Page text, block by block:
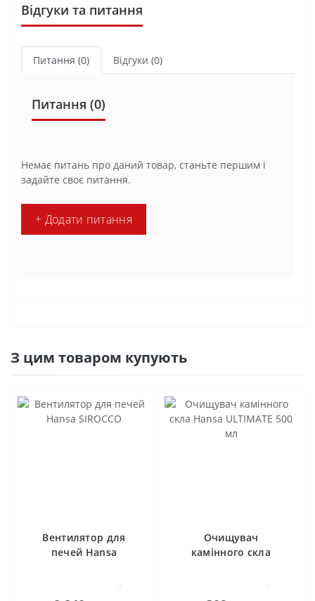
Відгуки та питання
Питання (0) Відгуки (0)
Питання (0)
Немає питань про даний товар, станьте першим і
задайте своє питання.
+ Додати питання
З цим товаром купують
Вентилятор для
печей Hansa
Очищувач
камінного скла